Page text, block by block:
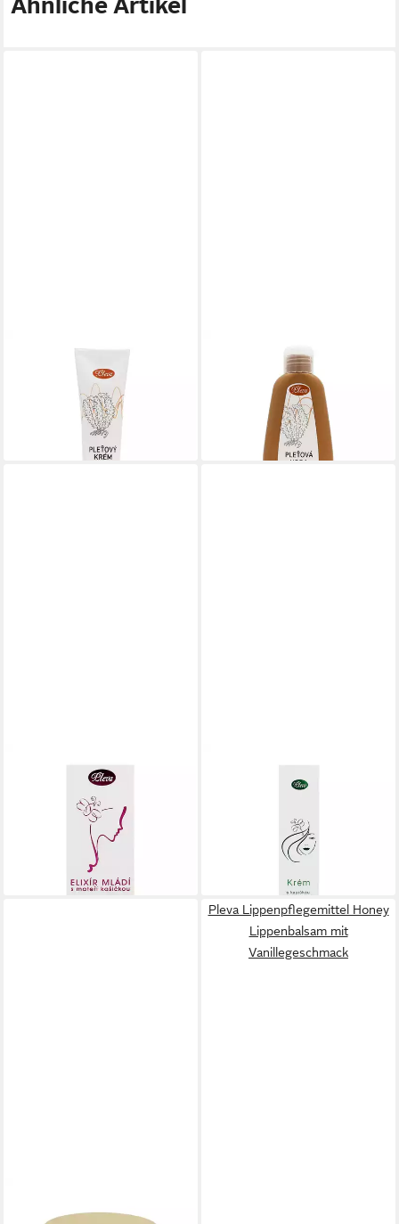
Ähnliche Artikel
Körperpflegemittel Creme für
zu Akne neigende Haut
(353,00 €/ 1 kg)
lieferbar - in 7-9 Werktagen bei dir
Körperpflegemittel Lotion mit
Propolis für Haut mit Akne
(114,83 €/ 1 kg)
lieferbar - in 7-9 Werktagen bei dir
Gesichtspflege Jugendelixier
mit Gelée Royale
(819,00 €/ 1 kg)
lieferbar - in 7-9 Werktagen bei dir
Gesichtspflege Creme mit
(483,60 €/ 1 kg)
Gesichtspflege Körperpeeling
Pleva Lippenpflegemittel Honey
Lippenbalsam mit
Vanillegeschmack